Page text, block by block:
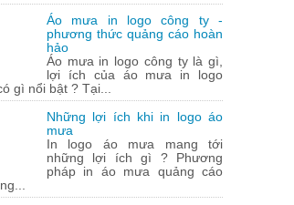
Áo mưa in logo công ty -
phương thức quảng cáo hoàn
hảo
Áo mưa in logo công ty là gì,
lợi ích của áo mưa in logo
gì nổi bật ? Tại...
Những lợi ích khi in logo áo
mưa
In logo áo mưa mang tới
những lợi ích gì ? Phương
pháp in áo mưa quảng cáo